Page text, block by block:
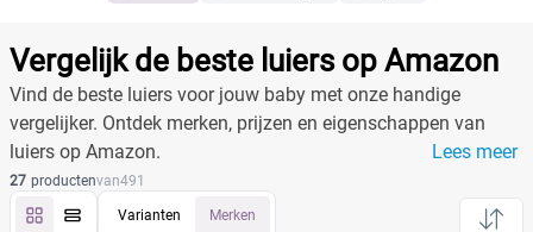
Filter Reset alle filters
Merk
Vergelijk de beste luiers op Amazon
Vind de beste luiers voor jouw baby met onze handige
vergelijker. Ontdek merken, prijzen en eigenschappen van
luiers op Amazon.
Lees meer
Producten
27 productenvan491
Varianten Merken